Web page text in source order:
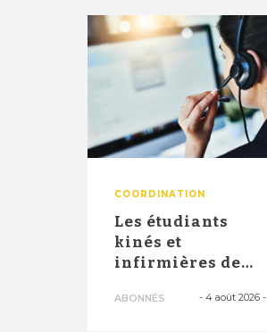
COORDINATION
Les étudiants
kinés et
infirmières de
officiellement
ABONNÉS - 4 août 2026-